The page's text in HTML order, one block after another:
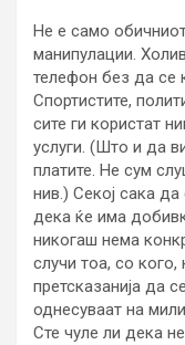
Не е само
манипулации.
телефон без да се
Спортистите,
сите ги користат
услуги. (Што и да
платите. Не сум
нив.) Секој сака
дека ќе има
никогаш нема
случи тоа, со
претсказанија да
однесуваат на
Сте чуле ли дека